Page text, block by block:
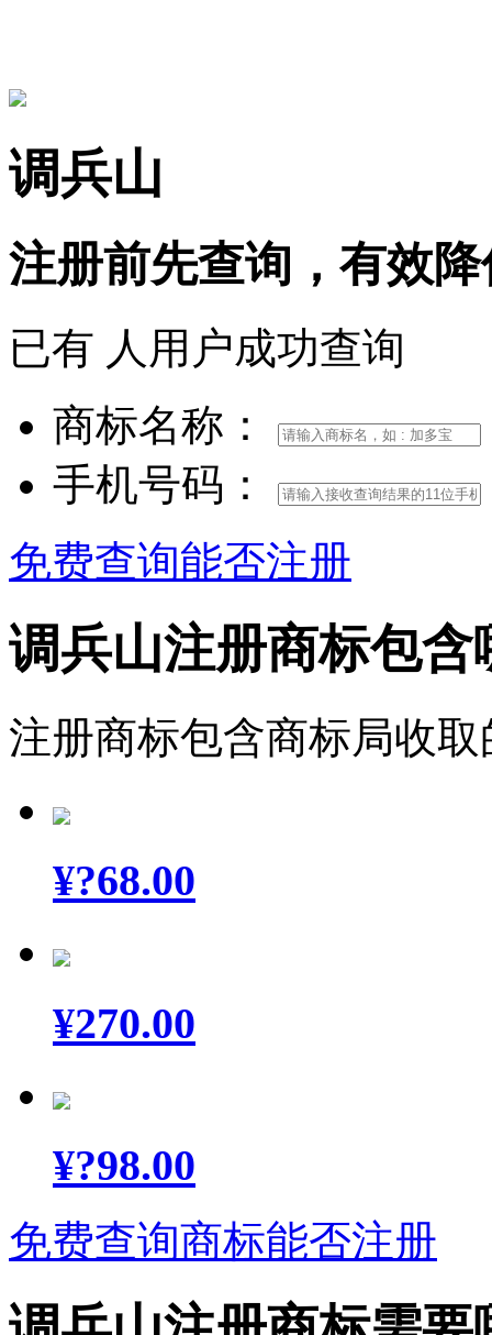
调兵山
注册前先查询， 有效
已有 人用户成功查询
商标名称：
手机号码：
免费查询能否注册
调兵山注册商标包含
注册商标包含商标局收
¥?68.00
¥270.00
¥?98.00
免费查询商标能否注册